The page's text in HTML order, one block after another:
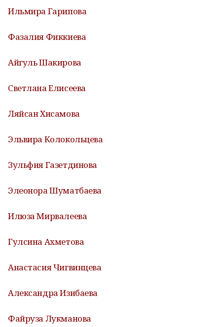
Ильмира Гарипова
Фазалия Фиккиева
Айгуль Шакирова
Светлана Елисеева
Ляйсан Хисамова
Эльвира Колокольцева
Зульфия Газетдинова
Элеонора Шуматбаева
Илюза Мирвалеева
Гулсина Ахметова
Анастасия Чигвинцева
Александра Изибаева
Файруза Лукманова